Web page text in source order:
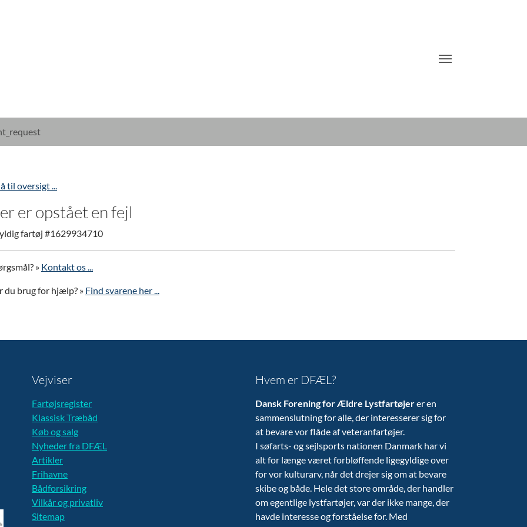
til oversigt ...
er opstået en fejl
fartøj #1629934710
» Kontakt os ...
du brug for hjælp? » Find svarene her ...
Vejviser
Fartøjsregister
Klassisk Træbåd
Køb og salg
Nyheder fra DFÆL
Artikler
Frihavne
Bådforsikring
Vilkår og privatliv
Sitemap
Hvem er DFÆL?
Dansk Forening for Ældre Lystfartøjerer en
sammenslutning for alle, der interesserer sig for
at bevare vor flåde af veteranfartøjer.
I søfarts- og sejlsports nationen Danmark har vi
alt for længe været forbløffende ligegyldige over
for vor kulturarv, når det drejer sig om at bevare
skibe og både. Hele det store område, der handler
om egentlige lystfartøjer, var der ikke mange, der
havde interesse og forståelse for. Med